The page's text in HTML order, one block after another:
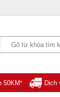
50KM* Dịch